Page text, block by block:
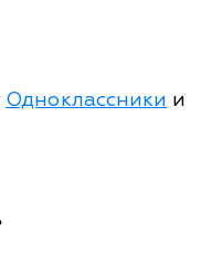
Одноклассники и